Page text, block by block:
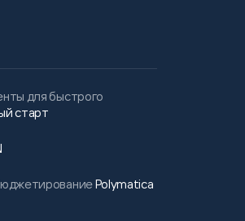
для быстрого
старт
Polymatica